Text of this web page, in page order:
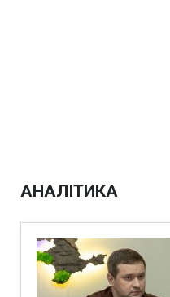
АНАЛІТИКА